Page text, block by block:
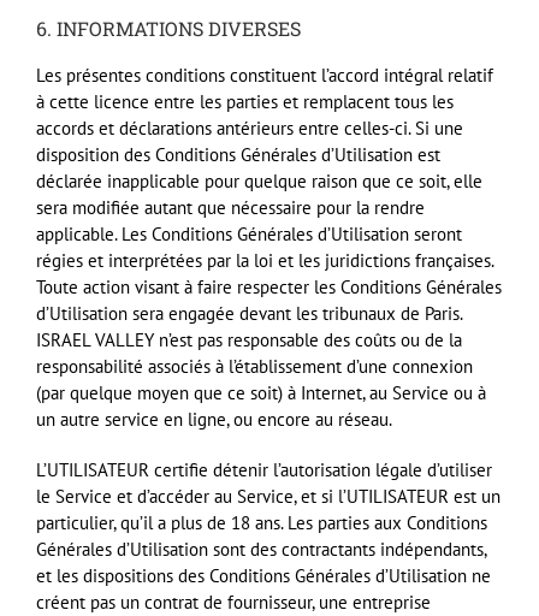
6. INFORMATIONSDIVERSES
Les présentes conditions constituent l’accord intégral relatif
à cette licence entre les parties et remplacent tous les
accords et déclarations antérieurs entre celles-ci. Si une
disposition des Conditions Générales d’Utilisation est
déclarée inapplicable pour quelque raison que ce soit, elle
sera modifiée autant que nécessaire pour la rendre
applicable. Les Conditions Générales d’Utilisation seront
régies et interprétées par la loi et les juridictions françaises.
Toute action visant à faire respecter les Conditions Générales
d’Utilisation sera engagée devant les tribunaux de Paris.
ISRAEL VALLEY n’est pas responsable des coûts ou de la
responsabilité associés à l’établissement d’une connexion
(par quelque moyen que ce soit) à Internet, au Service ou à
un autre service en ligne, ou encore au réseau.
L’UTILISATEUR certifie détenir l’autorisation légale d’utiliser
le Service et d’accéder au Service, et si l’UTILISATEUR est un
particulier, qu’il a plus de 18 ans. Les parties aux Conditions
Générales d’Utilisation sont des contractants indépendants,
et les dispositions des Conditions Générales d’Utilisation ne
créent pas un contrat de fournisseur, une entreprise